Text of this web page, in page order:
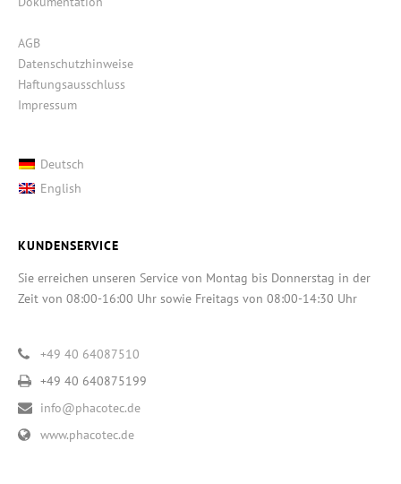
AGB
Datenschutzhinweise
Haftungsausschluss
Impressum
Deutsch
English
KUNDENSERVICE
Sie erreichen unseren Service von Montag bis Donnerstag in der
Zeit von 08:00-16:00 Uhr sowie Freitags von 08:00-14:30 Uhr
+49 40 64087510
+49 40 640875199
info@phacotec.de
www.phacotec.de